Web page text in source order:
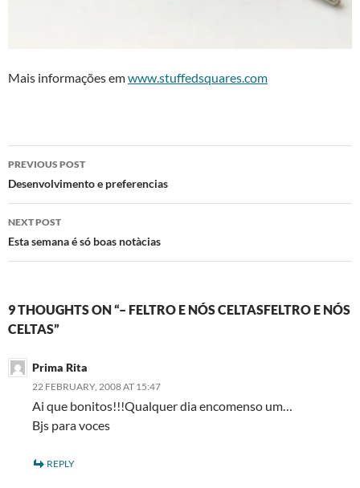
Mais informações emwww.stuffedsquares.com
Post
navigation
PREVIOUS POST
Desenvolvimento e preferencias
NEXT POST
Esta semana é só boas notà­cias
9 THOUGHTS ON “– FELTRO E NÓS CELTASFELTRO E NÓS
CELTAS”
Prima Rita
22 FEBRUARY, 2008 AT 15:47
Ai que bonitos!!!Qualquer dia encomenso um…
Bjs para voces
REPLY